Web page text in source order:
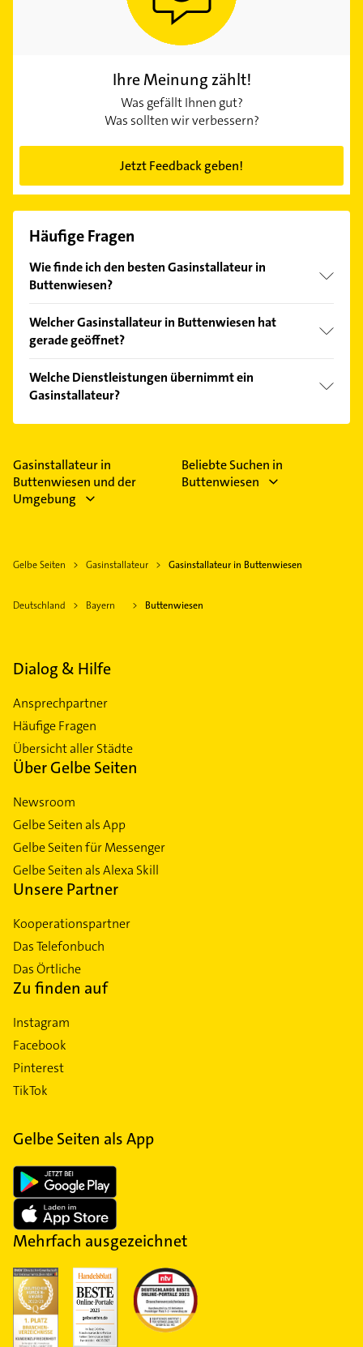
Ihre Meinung zählt!
Was gefällt Ihnen gut?
Was sollten wir verbessern?
Jetzt Feedback geben!
Häufige Fragen
Wie finde ich den besten Gasinstallateur in
Buttenwiesen?
Kundenmeinungen und profitieren Sie von den
Empfehlungen. Die Suchergebnisse können Sie sich
Welcher Gasinstallateur in Buttenwiesen hat
gerade geöffnet?
Bitte beachten Sie, dass diese an Sonn- und
Feiertagen abweichen können.
Welche Dienstleistungen übernimmt ein
Gasinstallateur?
Folgende Leistungen werden angeboten: Bäder,
Gasinstallateur in
Buttenwiesen und der
Umgebung
Beliebte Suchen in
Buttenwiesen
Gelbe Seiten Gasinstallateur Gasinstallateur in Buttenwiesen
Deutschland Bayern Buttenwiesen
Dialog & Hilfe
Ansprechpartner
Häufige Fragen
Übersicht aller Städte
Über Gelbe Seiten
Newsroom
Gelbe Seiten als App
Gelbe Seiten für Messenger
Gelbe Seiten als Alexa Skill
Unsere Partner
Kooperationspartner
Das Telefonbuch
Das Örtliche
Zu finden auf
Instagram
Facebook
Pinterest
TikTok
Gelbe Seiten als App
Mehrfach ausgezeichnet